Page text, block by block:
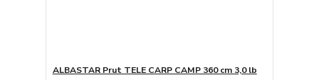
ALBASTAR Prut TELE CARP CAMP 360 cm 3,0 lb